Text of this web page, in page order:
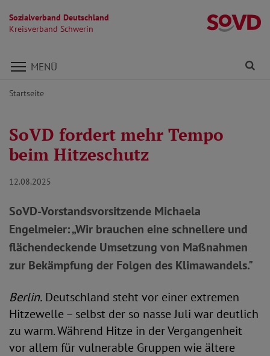
Sozialverband Deutschland
Kreisverband Schwerin
Direkt zu den Inhalten springen
MENÜ
Startseite
SoVD fordert mehr Tempo
beim Hitzeschutz
12.08.2025
SoVD-Vorstandsvorsitzende Michaela
Engelmeier: „Wir brauchen eine schnellere und
flächendeckende Umsetzung von Maßnahmen
zur Bekämpfung der Folgen des Klimawandels."
Berlin. Deutschland steht vor einer extremen
Hitzewelle – selbst der so nasse Juli war deutlich
zu warm. Während Hitze in der Vergangenheit
vor allem für vulnerable Gruppen wie ältere